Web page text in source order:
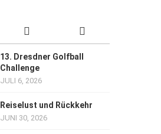
13. Dresdner Golfball
Challenge
JULI 6, 2026
Reiselust und Rückkehr
JUNI 30, 2026